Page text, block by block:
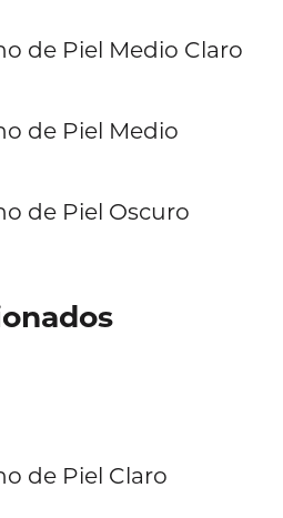
de Piel Medio Claro
de Piel Medio
de Piel Oscuro
de Piel Claro